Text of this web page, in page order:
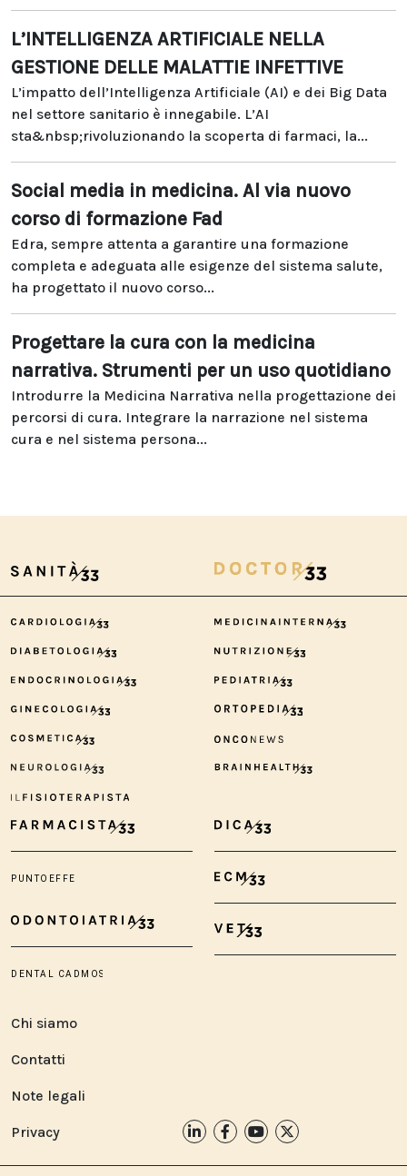
L’INTELLIGENZA ARTIFICIALE NELLA
GESTIONE DELLE MALATTIE INFETTIVE
L’impatto dell’Intelligenza Artificiale (AI) e dei Big Data
nel settore sanitario è innegabile. L’AI
sta&nbsp;rivoluzionando la scoperta di farmaci, la...
Social media in medicina. Al via nuovo
corso di formazione Fad
Edra, sempre attenta a garantire una formazione
completa e adeguata alle esigenze del sistema salute,
ha progettato il nuovo corso...
Progettare la cura con la medicina
narrativa. Strumenti per un uso quotidiano
Introdurre la Medicina Narrativa nella progettazione dei
percorsi di cura. Integrare la narrazione nel sistema
cura e nel sistema persona...
Chi siamo
Contatti
Note legali
Privacy